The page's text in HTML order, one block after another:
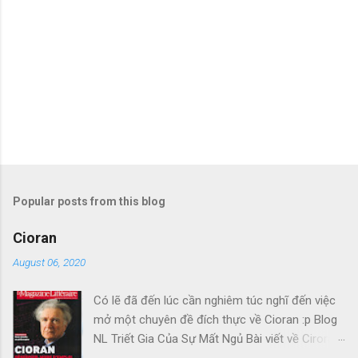
Popular posts from this blog
Cioran
August 06, 2020
Có lẽ đã đến lúc cần nghiêm túc nghĩ đến việc
mở một chuyên đề đích thực về Cioran :p Blog
NL Triết Gia Của Sự Mất Ngủ Bài viết về Ciroran